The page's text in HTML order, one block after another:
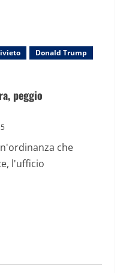
Donald Trump
peggio
che
l'ufficio